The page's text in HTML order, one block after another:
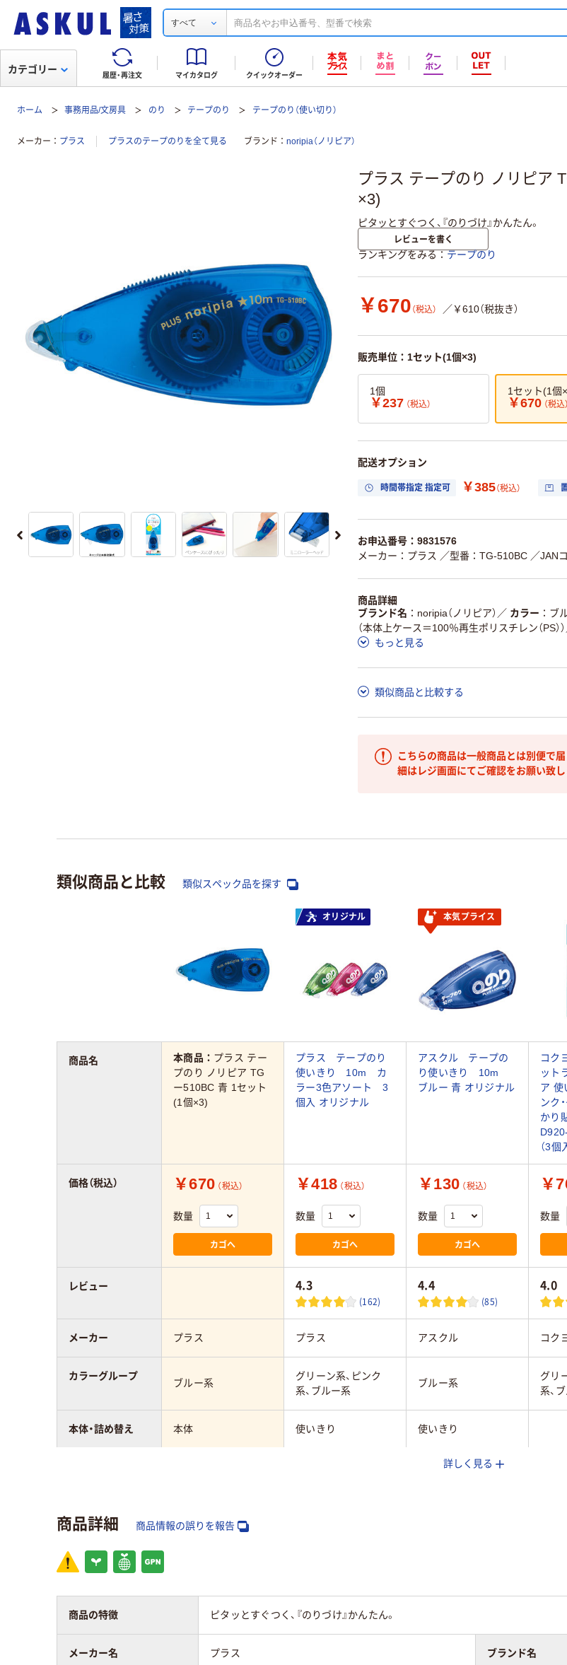
すべて
履歴・再注文 マイカタログ クイックオーダー
カテゴリー
ホーム 事務用品/文房具 のり テープのり テープのり（使い切り）
メーカー プラス プラスのテープのりを全て見る ブランド noripia（ノリピア）
プラス テープのり ノリピア
×3)
ピタッとすぐつく、『のりづけ』かんたん。
レビューを書く
ランキングをみる テープのり
￥670 （税込） ／￥610（税抜き）
販売単位：1セット(1個×3)
1個
￥237 （税込）
1セット(1個
￥670 （税込）
配送オプション
時間帯指定 指定可 ￥385（税込）
お申込番号：9831576
メーカー：プラス ／型番：TG-510BC ／JAN
商品詳細
ブランド名
noripia（ノリピア） ／ カラー ブ
（本体上ケース＝100％再生ポリスチレン（PS））
もっと見る
類似商品と比較する
こちらの商品は一般商品とは別便で
細はレジ画面にてご確認をお願い致し
類似商品と比較 類似スペック品を探す
オリジナル 本気プライス
本商品： プラス テー
プのり ノリピア TG
ー510BC 青 1セット
(1個×3)
プラス テープのり
使いきり 10m カ
ラー3色アソート 3
個入 オリジナル
アスクル テープの
り使いきり 10m
ブルー 青 オリジナル
コク
ット
ア 使
ンク
かり
（3個
￥670 （税込）
数量
カゴへ
￥418 （税込）
数量
カゴへ
￥130 （税込）
数量
カゴへ
￥
数量
4.3
(162)
4.4
(85)
4.0
プラス プラス アスクル コク
ブルー系
グリーン系、ピンク
系、ブルー系
ブルー系
グリ
系、
本体 使いきり 使いきり
商品名
価格（税込）
レビュー
メーカー
カラーグループ
本体・詰め替え
アスクル商品環境
スコア
詳しく見る
商品詳細 商品情報の誤りを報告
商品の特徴 ピタッとすぐつく、『のりづけ』かんたん。
メーカー名 プラス ブランド名